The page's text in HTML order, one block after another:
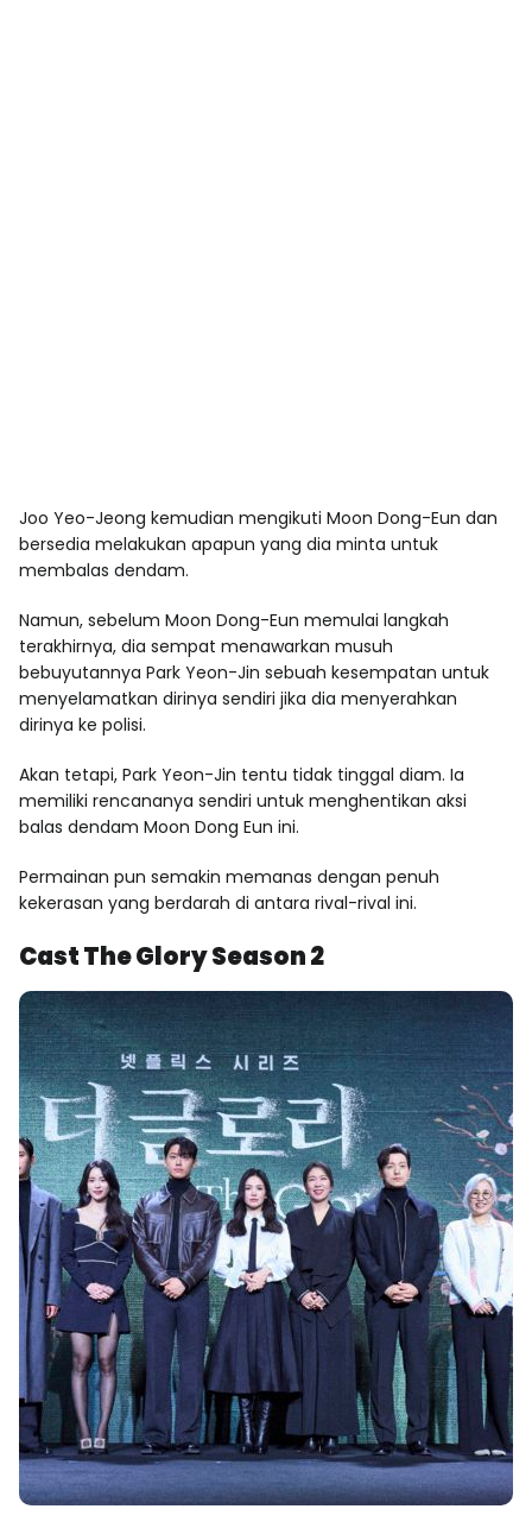
Joo Yeo-Jeong kemudian mengikuti Moon Dong-Eun dan
bersedia melakukan apapun yang dia minta untuk
membalas dendam.
Namun, sebelum Moon Dong-Eun memulai langkah
terakhirnya, dia sempat menawarkan musuh
bebuyutannya Park Yeon-Jin sebuah kesempatan untuk
menyelamatkan dirinya sendiri jika dia menyerahkan
dirinya ke polisi.
Akan tetapi, Park Yeon-Jin tentu tidak tinggal diam. Ia
memiliki rencananya sendiri untuk menghentikan aksi
balas dendam Moon Dong Eun ini.
Permainan pun semakin memanas dengan penuh
kekerasan yang berdarah di antara rival-rival ini.
Cast The Glory Season 2